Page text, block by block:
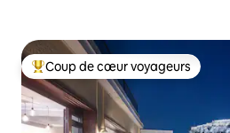
Coups de cœur voyageurs les plus
Coup de cœur voyageurs